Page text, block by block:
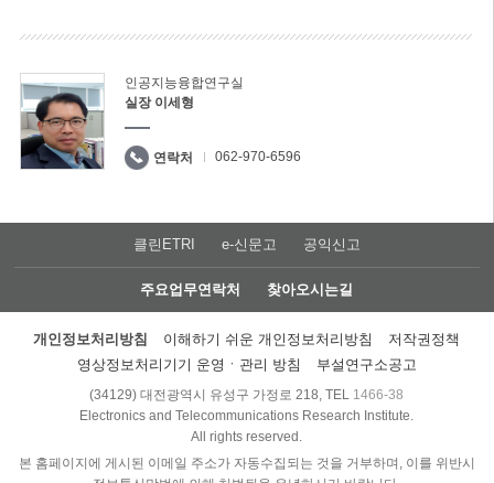
인공지능융합연구실
실장 이세형
연락처 062-970-6596
클린ETRI e-신문고 공익신고
주요업무연락처 찾아오시는길
개인정보처리방침 이해하기 쉬운 개인정보처리방침
저작권정책
영상정보처리기기 운영ㆍ관리 방침
부설연구소공고
(34129) 대전광역시 유성구 가정로 218, TEL 1466-38
Electronics and Telecommunications Research Institute.
All rights reserved.
본 홈페이지에 게시된 이메일 주소가 자동수집되는 것을 거부하며, 이를 위반시